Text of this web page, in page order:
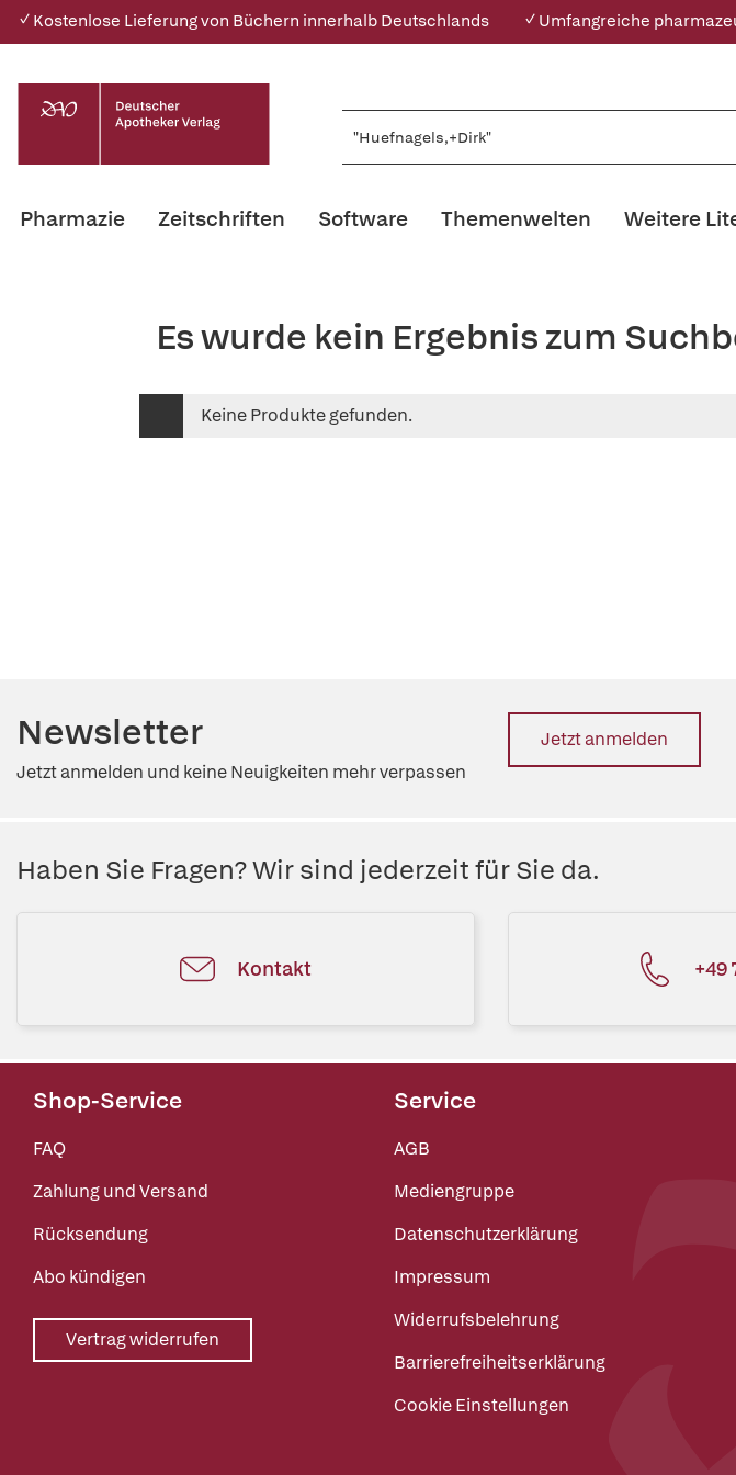
✓ Kostenlose Lieferung von Büchern innerhalb Deutschlands ✓ Umfangreiche
Pharmazie Zeitschriften Software Themenwelten Weitere
Es wurde kein Ergebnis zum
Keine Produkte gefunden.
Newsletter
Jetzt anmelden und keine Neuigkeiten mehr verpassen
Jetzt anmelden
Haben Sie Fragen? Wir sind jederzeit für Sie da.
Kontakt +49
Shop-Service
FAQ
Zahlung und Versand
Rücksendung
Abo kündigen
Vertrag widerrufen
Service
AGB
Mediengruppe
Datenschutzerklärung
Impressum
Widerrufsbelehrung
Barrierefreiheitserklärung
Cookie Einstellungen